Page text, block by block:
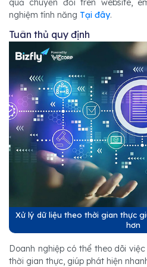
quả chuyển đổi trên website,
nghiệm tính năng Tại đây.
Tuân thủ quy định
Xử lý dữ liệu theo thời gian thực
hơn
Doanh nghiệp có thể theo dõi
thời gian thực, giúp phát hiện